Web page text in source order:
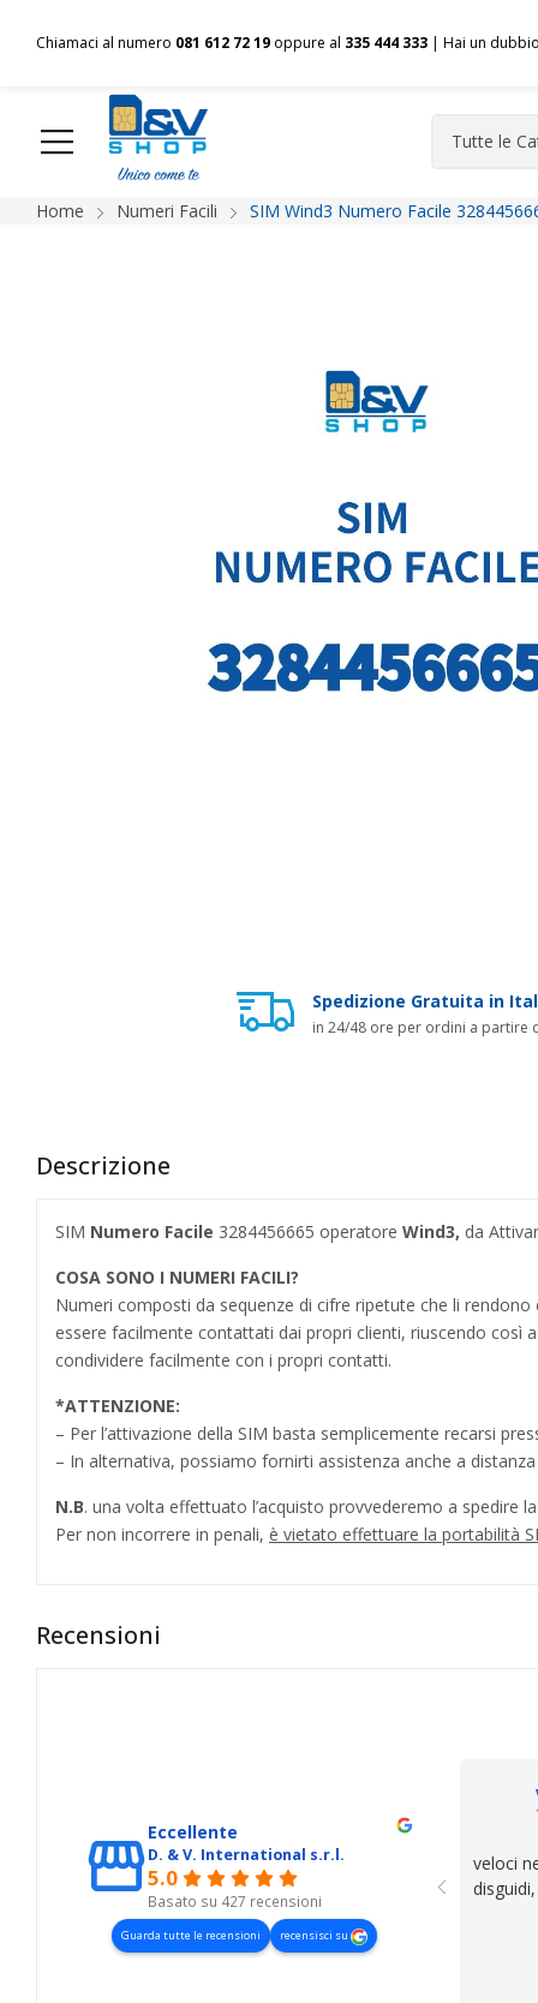
Chiamaci al numero 081 612 72 19 oppure al 335 444 333 | Hai un
HOME Chi siamo Shop Spedizioni Pagamenti
Home Numeri Facili SIM Wind3 Numero Facile
Spedizione Gratuita in
in 24/48 ore per ordini a partire
Descrizione
SIM Numero Facile 3284456665 operatore Wind3, da
COSA SONO I NUMERI FACILI?
Numeri composti da sequenze di cifre ripetute che li
essere facilmente contattati dai propri clienti, riuscendo così
condividere facilmente con i propri contatti.
*ATTENZIONE:
– Per l’attivazione della SIM basta semplicemente recarsi
– In alternativa, possiamo fornirti assistenza anche a
N.B. una volta effettuato l’acquisto provvederemo a spedire
Per non incorrere in penali, è vietato effettuare la portabilità
Recensioni
Eccellente
D. & V. International s.r.l.
5.0
Basato su 427 recensioni
Guarda tutte le recensioni recensisci su
veloci